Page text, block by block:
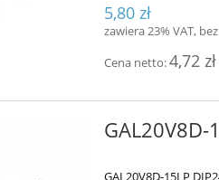
5,80 zł
zawiera 23% VAT,
Cena netto:4,72 zł
GAL20V8D-
GAL20V8D-15LP